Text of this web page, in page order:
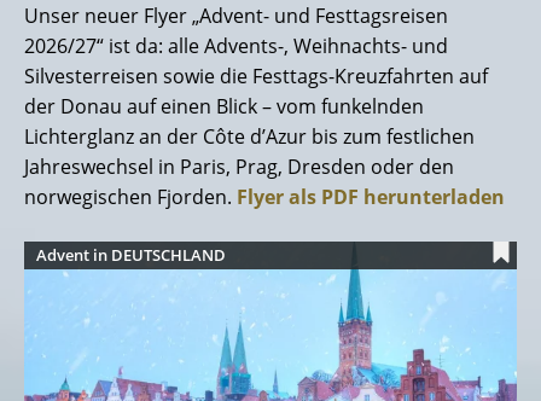
Unser neuer Flyer „Advent- und Festtagsreisen
2026/27“ ist da: alle Advents-, Weihnachts- und
Silvesterreisen sowie die Festtags-Kreuzfahrten auf
der Donau auf einen Blick – vom funkelnden
Lichterglanz an der Côte d’Azur bis zum festlichen
Jahreswechsel in Paris, Prag, Dresden oder den
norwegischen Fjorden. Flyer als PDF herunterladen
Advent in DEUTSCHLAND